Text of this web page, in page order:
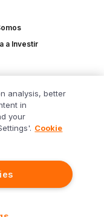
a Investir
analysis, better
in
your
Cookie